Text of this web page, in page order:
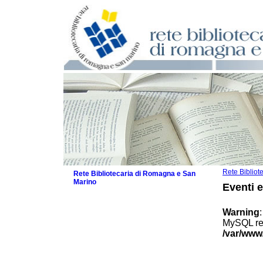
Rete
Eventi
Warning
MySQL
/var/
Rete Bibliotecaria di Romagna e San
Marino